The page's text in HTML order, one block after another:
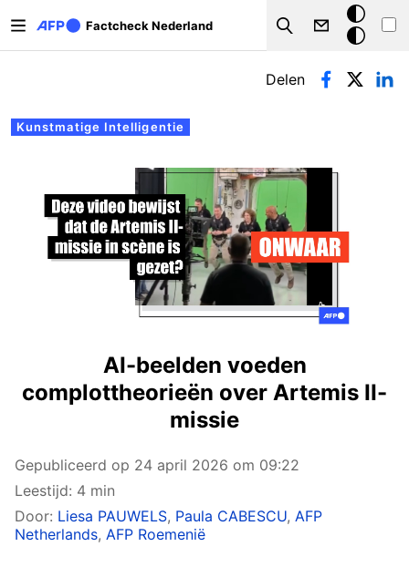
Factcheck Nederland
Search
Donkere
modus
Primaire tabs
Kunstmatige Intelligentie
Delen
AI-beelden voeden
complottheorieën over Artemis II-
missie
Gepubliceerd op 24 april 2026 om 09:22
Leestijd: 4 min
Door: Liesa PAUWELS, Paula CABESCU, AFP
Netherlands, AFP Roemenië